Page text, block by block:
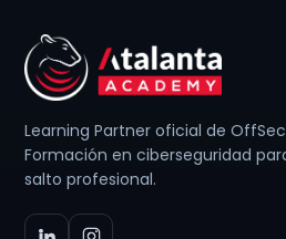
Learning Partner oficial de
Formación en ciberseguridad
salto profesional.